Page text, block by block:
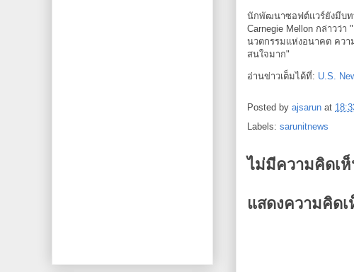
นักพัฒนาซอฟต์แวร์ยังมีบท
Carnegie Mellon กล่าวว่
นวตกรรมแห่งอนาคต ควา
สนใจมาก"
อ่านข่าวเต็มได้ที่: U.S.
Posted by ajsarun at
Labels: sarunitnews
ไม่มีความคิดเ
แสดงความคิด